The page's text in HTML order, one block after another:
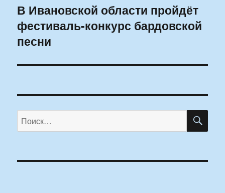
Следующая
запись:
В Ивановской области пройдёт
фестиваль-конкурс бардовской
песни
Искать: